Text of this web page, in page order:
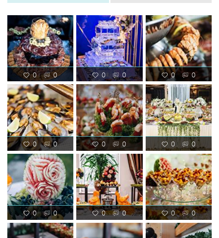
0 0 0 0 0 0
0 0 0 0 0 0
0 0 0 0 0 0